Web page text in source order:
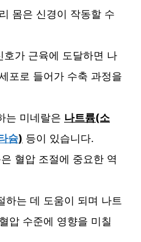
몸은 신경이 작동할 수
호가 근육에 도달하면 나
포로 들어가 수축 과정을
는 미네랄은 나트륨(소
슘) 등이 있습니다.
혈압 조절에 중요한 역
하는 데 도움이 되며 나트
압 수준에 영향을 미칠